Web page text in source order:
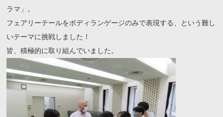
ラマ」。
フェアリーテールをボディランゲージのみで表現する、という難し
いテーマに挑戦しました！
皆、積極的に取り組んでいました。